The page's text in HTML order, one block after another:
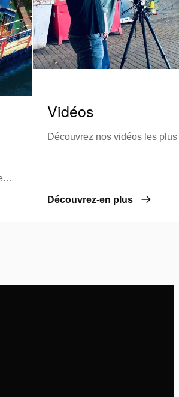
Vidéos
Découvrez nos vidéos les
Découvrez-en plus